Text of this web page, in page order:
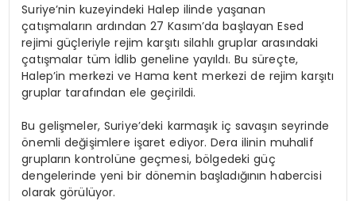
Suriye’nin kuzeyindeki Halep ilinde yaşanan
çatışmaların ardından 27 Kasım’da başlayan Esed
rejimi güçleriyle rejim karşıtı silahlı gruplar arasındaki
çatışmalar tüm İdlib geneline yayıldı. Bu süreçte,
Halep’in merkezi ve Hama kent merkezi de rejim karşıtı
gruplar tarafından ele geçirildi.
Bu gelişmeler, Suriye’deki karmaşık iç savaşın seyrinde
önemli değişimlere işaret ediyor. Dera ilinin muhalif
grupların kontrolüne geçmesi, bölgedeki güç
dengelerinde yeni bir dönemin başladığının habercisi
olarak görülüyor.